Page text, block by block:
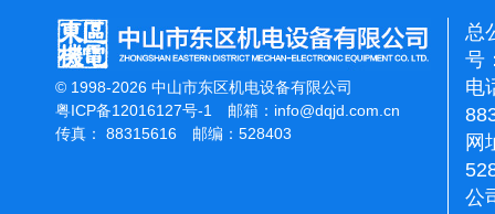
© 1998-2026 中山市东区机电设备有限公司
粤ICP备12016127号-1
邮箱： info@dqjd.com.cn
传真： 88315616 邮编：528403
总
号
电
网
公